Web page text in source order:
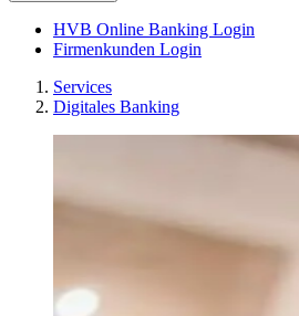
HVB Online Banking Login
Firmenkunden Login
Services
Digitales Banking